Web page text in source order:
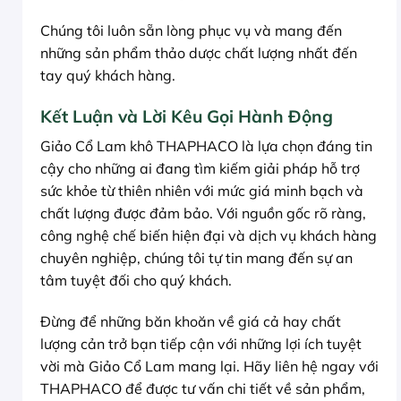
Chúng tôi luôn sẵn lòng phục vụ và mang đến
những sản phẩm thảo dược chất lượng nhất đến
tay quý khách hàng.
Kết Luận và Lời Kêu Gọi Hành Động
Giảo Cổ Lam khô THAPHACO là lựa chọn đáng tin
cậy cho những ai đang tìm kiếm giải pháp hỗ trợ
sức khỏe từ thiên nhiên với mức giá minh bạch và
chất lượng được đảm bảo. Với nguồn gốc rõ ràng,
công nghệ chế biến hiện đại và dịch vụ khách hàng
chuyên nghiệp, chúng tôi tự tin mang đến sự an
tâm tuyệt đối cho quý khách.
Đừng để những băn khoăn về giá cả hay chất
lượng cản trở bạn tiếp cận với những lợi ích tuyệt
vời mà Giảo Cổ Lam mang lại. Hãy liên hệ ngay với
THAPHACO để được tư vấn chi tiết về sản phẩm,